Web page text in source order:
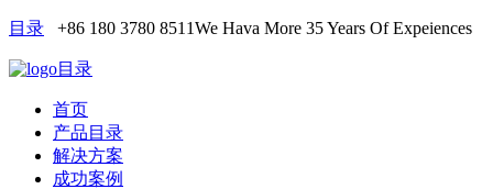
目录 +86 180 3780 8511We Hava More 35 Years Of Expeiences
目录
首页
产品目录
解决方案
成功案例